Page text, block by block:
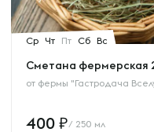
Ср Чт Пт Сб Вс
Сметана фермерская
от фермы "Гастродача
400 / 250 мл